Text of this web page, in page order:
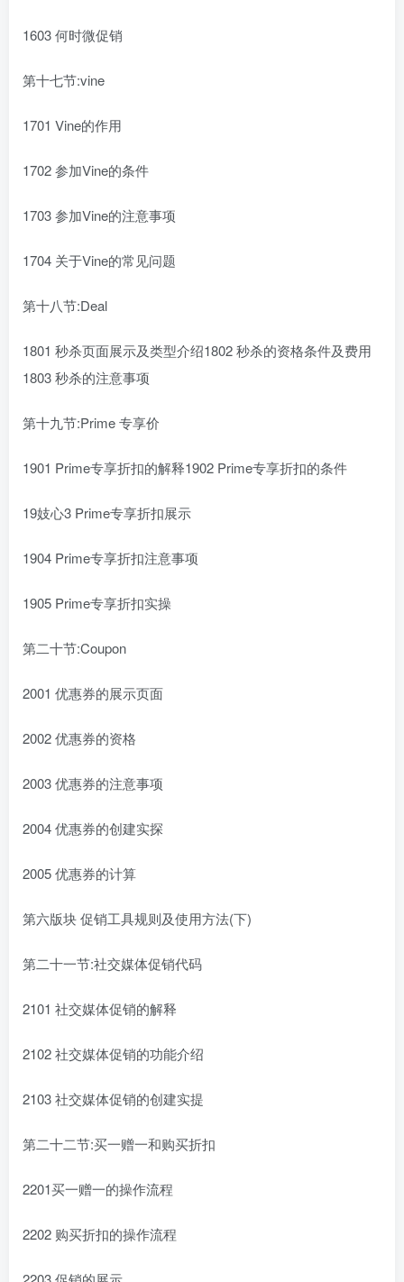
1603 何时微促销
第十七节:vine
1701 Vine的作用
1702 参加Vine的条件
1703 参加Vine的注意事项
1704 关于Vine的常见问题
第十八节:Deal
1801 秒杀页面展示及类型介绍1802 秒杀的资格条件及费用
1803 秒杀的注意事项
第十九节:Prime 专享价
1901 Prime专享折扣的解释1902 Prime专享折扣的条件
19妓心3 Prime专享折扣展示
1904 Prime专享折扣注意事项
1905 Prime专享折扣实操
第二十节:Coupon
2001 优惠券的展示页面
2002 优惠券的资格
2003 优惠券的注意事项
2004 优惠券的创建实探
2005 优惠券的计算
第六版块 促销工具规则及使用方法(下)
第二十一节:社交媒体促销代码
2101 社交媒体促销的解释
2102 社交媒体促销的功能介绍
2103 社交媒体促销的创建实提
第二十二节:买一赠一和购买折扣
2201买一赠一的操作流程
2202 购买折扣的操作流程